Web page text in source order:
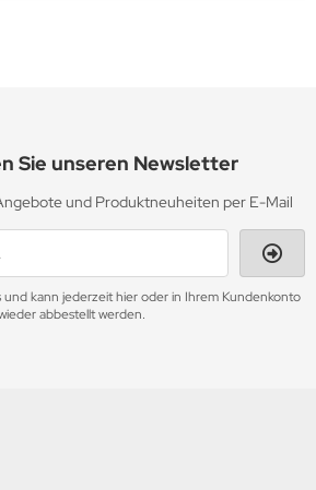
Sie unseren Newsletter
und Produktneuheiten per E-Mail
und kann jederzeit hier oder in Ihrem Kundenkonto
abbestellt werden.